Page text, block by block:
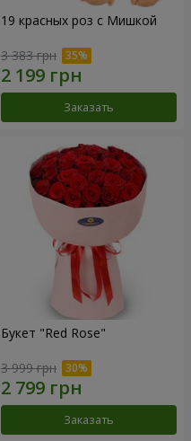
19 красных роз с Мишкой
3 383 грн
Заказать
Букет "Red Rose"
3 999 грн
Заказать